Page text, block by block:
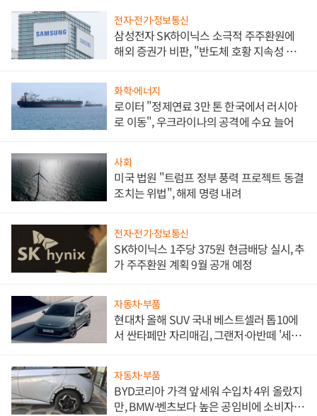
전자·전기·정보통신
삼성전자 SK하이닉스 소극적 주주환원에
해외 증권가 비판, "반도체 호황 지속성 의
화학·에너지
로이터 "정제연료 3만 톤 한국에서 러시아
로 이동", 우크라이나의 공격에 수요 늘어
사회
미국 법원 "트럼프 정부 풍력 프로젝트 동결
조치는 위법", 해제 명령 내려
전자·전기·정보통신
SK하이닉스 1주당 375원 현금배당 실시, 추
가 주주환원 계획 9월 공개 예정
자동차·부품
현대차 올해 SUV 국내 베스트셀러 톱10에
서 싼타페만 자리매김, 그랜저·아반떼 '세단
자동차·부품
BYD코리아 가격 앞세워 수입차 4위 올랐지
만, BMW·벤츠보다 높은 공임비에 소비자